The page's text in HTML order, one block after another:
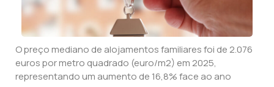
O preço mediano de alojamentos familiares foi de 2.076
euros por metro quadrado (euro/m2) em 2025,
representando um aumento de 16,8% face ao ano